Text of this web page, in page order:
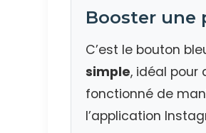
Booster une
C’est le bouton
simple, idéal pour
fonctionné de
l’application